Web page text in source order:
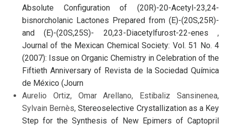
Absolute Configuration of (20R)-20-Acetyl-23,24-
bisnorcholanic Lactones Prepared from (E)-(20S,25R)-
and (E)-(20S,25S)- 20,23-Diacetylfurost-22-enes ,
Journal of the Mexican Chemical Society: Vol. 51 No. 4
(2007): Issue on Organic Chemistry in Celebration of the
Fiftieth Anniversary of Revista de la Sociedad Química
de México (Journ
Aurelio Ortiz, Omar Arellano, Estibaliz Sansinenea,
Sylvain Bernès,Stereoselective Crystallization as a Key
Step for the Synthesis of New Epimers of Captopril